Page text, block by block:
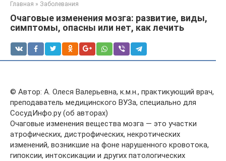
Главная » Заболевания
Очаговые изменения мозга: развитие, виды,
симптомы, опасны или нет, как лечить
© Автор: А. Олеся Валерьевна, к.м.н., практикующий врач,
преподаватель медицинского ВУЗа, специально для
СосудИнфо.ру (об авторах)
Очаговые изменения вещества мозга — это участки
атрофических, дистрофических, некротических
изменений, возникшие на фоне нарушенного кровотока,
гипоксии, интоксикации и других патологических